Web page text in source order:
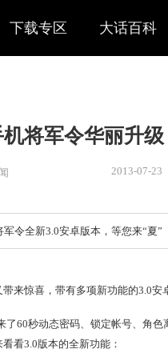
下载专区 大话百科
手机将军
军令又带来惊喜，带有多